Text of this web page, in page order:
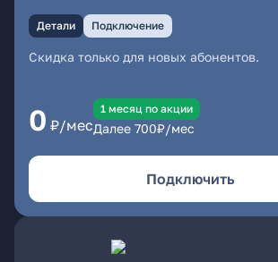
Детали Подключение
Скидка только для новых абонентов.
0 ₽/мес
1 месяц по акции
Далее 700₽/мес
Подключить